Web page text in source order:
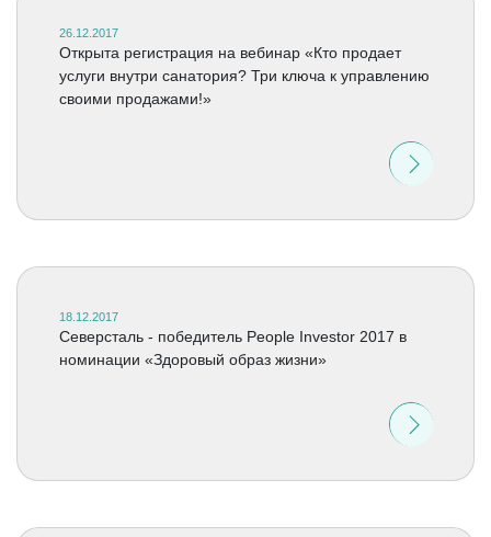
26.12.2017
Открыта регистрация на вебинар «Кто продает
услуги внутри санатория? Три ключа к управлению
своими продажами!»
18.12.2017
Северсталь - победитель People Investor 2017 в
номинации «Здоровый образ жизни»